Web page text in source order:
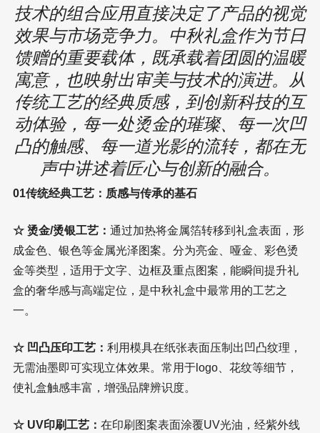
技术的组合应用直接决定了产品的视觉
效果与市场竞争力。中秋礼盒作为节日
馈赠的重要载体，既承载着团圆的温暖
寓意，也映射出审美与技术的演进。从
传统工艺的经典质感，到创新科技的互
动体验，每一处烫金的璀璨、每一次凹
凸的触感、每一道光影的流转，都在无
声中讲述着匠心与创新的融合。
01传统经典工艺：质感与传承的基石
☆ 烫金/烫银工艺： 通过加热将金属箔转移到礼盒表面，形
成金色、银色等金属光泽图案。分为亮金、哑金、彩色烫
金等类型，适用于文字、边框及重点图案，能瞬间提升礼
盒的奢华感与高端定位，是中秋礼盒中最常用的工艺之
一。
☆ 凹凸压印工艺： 利用模具在纸张表面压制出凹凸纹理，
无需油墨即可实现立体效果。常用于logo、花纹等细节，
使礼盒触感丰富，增强品牌辨识度。
☆ UV印刷工艺： 在印刷图案表面涂覆UV光油，经紫外线